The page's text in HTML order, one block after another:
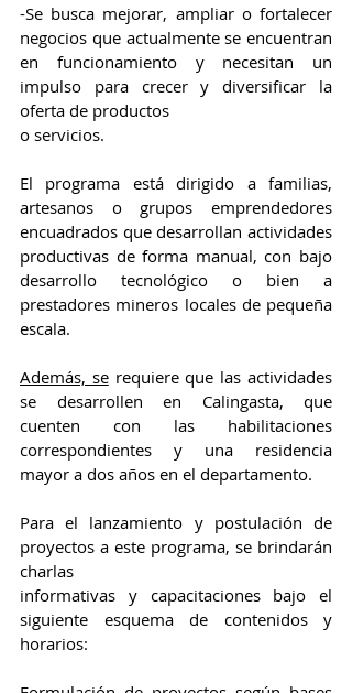
-Se busca mejorar, ampliar o fortalecer
negocios que actualmente se encuentran
en funcionamiento y necesitan un
impulso para crecer y diversificar la
oferta de productos
o servicios.
El programa está dirigido a familias,
artesanos o grupos emprendedores
encuadrados que desarrollan actividades
productivas de forma manual, con bajo
desarrollo tecnológico o bien a
prestadores mineros locales de pequeña
escala.
Además, se requiere que las actividades
se desarrollen en Calingasta, que
cuenten con las habilitaciones
correspondientes y una residencia
mayor a dos años en el departamento.
Para el lanzamiento y postulación de
proyectos a este programa, se brindarán
charlas
informativas y capacitaciones bajo el
siguiente esquema de contenidos y
horarios: